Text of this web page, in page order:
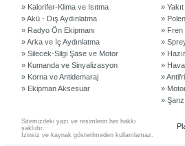
Sitemizdeki yazı ve resimlerin her hakkı
saklıdır.
İzinsiz ve kaynak gösterilmeden kullanılamaz.
» Kalorifer-Klima ve Isıtma
» Akü - Dış Aydınlatma
» Radyo Ön Ekipmanı
» Arka ve İç Aydınlatma
» Silecek-Silgi Şase ve Motor
» Kumanda ve Sinyalizasyon
» Korna ve Antidemaraj
» Ekipman Aksesuar
»
»
» Fren
»
»
»
»
»
»